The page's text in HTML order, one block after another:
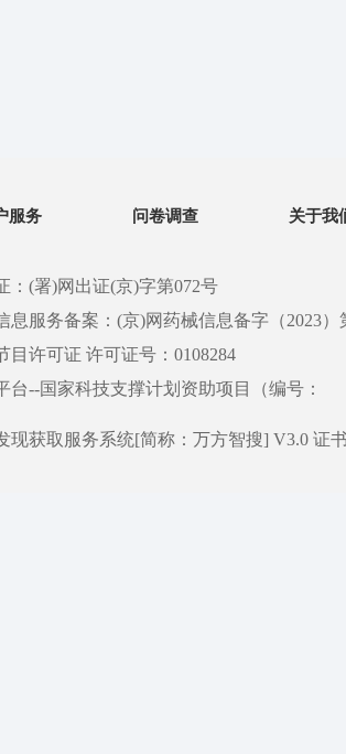
服务 问卷调查 关于我
：(署)网出证(京)字第072号
息服务备案：(京)网药械信息备字（2023）
目许可证 许可证号：0108284
台--国家科技支撑计划资助项目（编号：
现获取服务系统[简称：万方智搜] V3.0 证